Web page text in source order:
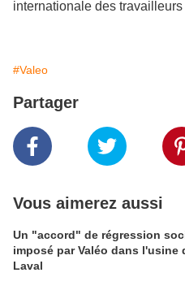
internationale des
#Valeo
Partager
Vous aimerez aussi
Un "accord" de régression
imposé par Valéo dans l'usine
Laval